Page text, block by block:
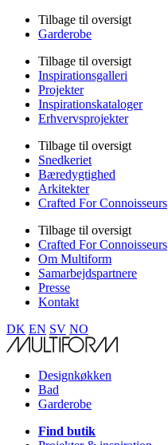
Tilbage til oversigt
Garderobe
Tilbage til oversigt
Inspirationsgalleri
Projekter
Inspirationskataloger
Erhvervsprojekter
Tilbage til oversigt
Snedkeriet
Bæredygtighed
Arkitekter
Crafted For Connoisseurs
Tilbage til oversigt
Crafted For Connoisseurs
Om Multiform
Samarbejdspartnere
Presse
Kontakt
DK EN SV NO
Designkøkken
Bad
Garderobe
Find butik